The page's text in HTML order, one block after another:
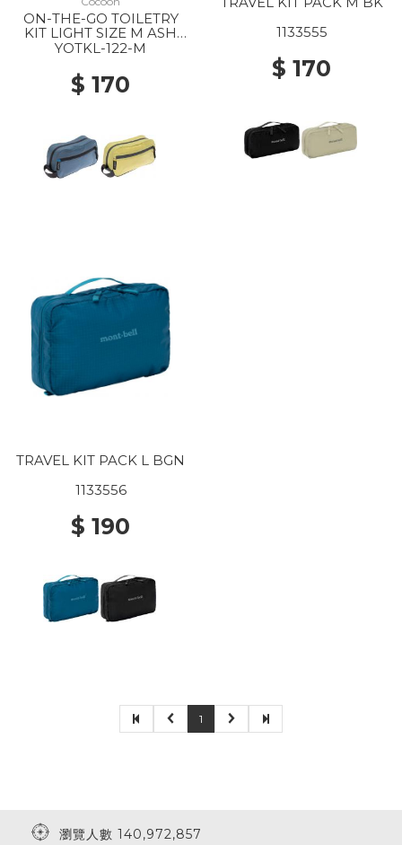
ON-THE-GO TOILETRY
KIT LIGHT SIZE M ASH
BLUE
YOTKL-122-M
$ 170
1133555
$ 170
TRAVEL KIT PACK L BGN
1133556
$ 190
1
瀏覽人數 140,972,857